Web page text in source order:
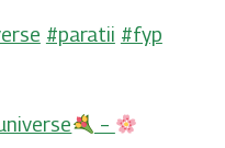
#paratii #fyp
–